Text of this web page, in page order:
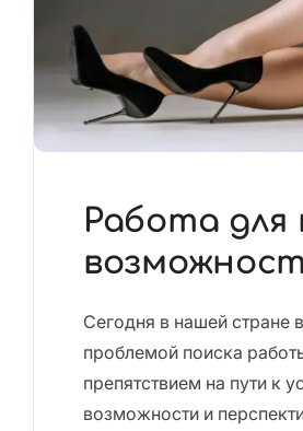
Работа для
Сегодня в нашей стране
проблемой поиска
препятствием на пути к
возможности и